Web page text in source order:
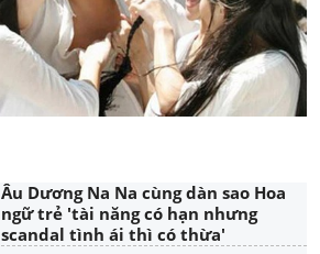
Âu Dương Na Na cùng dàn sao Hoa
ngữ trẻ 'tài năng có hạn nhưng
scandal tình ái thì có thừa'